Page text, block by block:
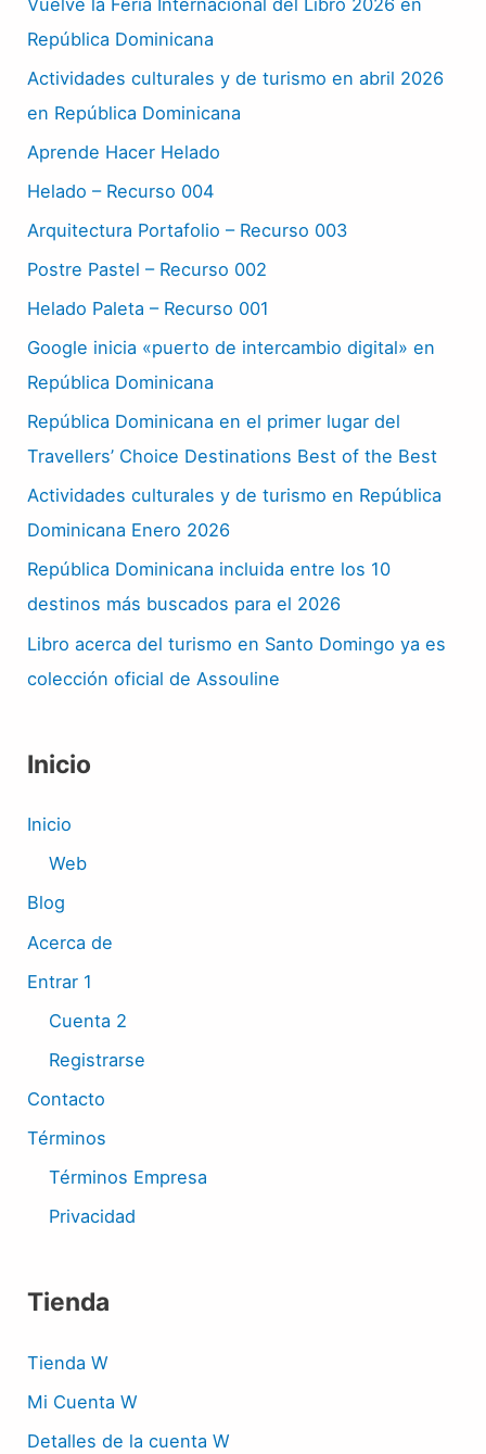
República Dominicana
Actividades culturales y de turismo en abril 2026
en República Dominicana
Aprende Hacer Helado
Helado – Recurso 004
Arquitectura Portafolio – Recurso 003
Postre Pastel – Recurso 002
Helado Paleta – Recurso 001
Google inicia «puerto de intercambio digital» en
República Dominicana
República Dominicana en el primer lugar del
Travellers’ Choice Destinations Best of the Best
Actividades culturales y de turismo en República
Dominicana Enero 2026
República Dominicana incluida entre los 10
destinos más buscados para el 2026
Libro acerca del turismo en Santo Domingo ya es
colección oficial de Assouline
Inicio
Inicio
Web
Blog
Acerca de
Entrar 1
Cuenta 2
Registrarse
Contacto
Términos
Términos Empresa
Privacidad
Tienda
Tienda W
Mi Cuenta W
Detalles de la cuenta W